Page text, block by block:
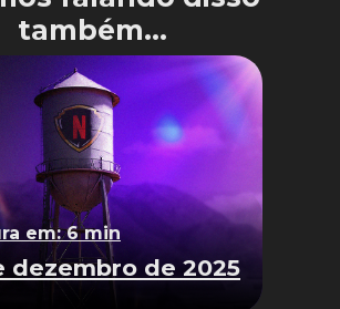
também...
em: 6 min
dezembro de 2025